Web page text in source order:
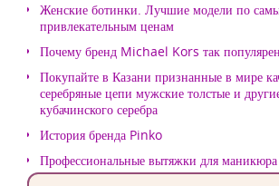
Женские ботинки. Лучшие модели по
привлекательным ценам
Почему бренд Michael Kors так
Покупайте в Казани признанные в мире
серебряные цепи мужские толстые и
кубачинского серебра
История бренда Pinko
Профессиональные вытяжки для